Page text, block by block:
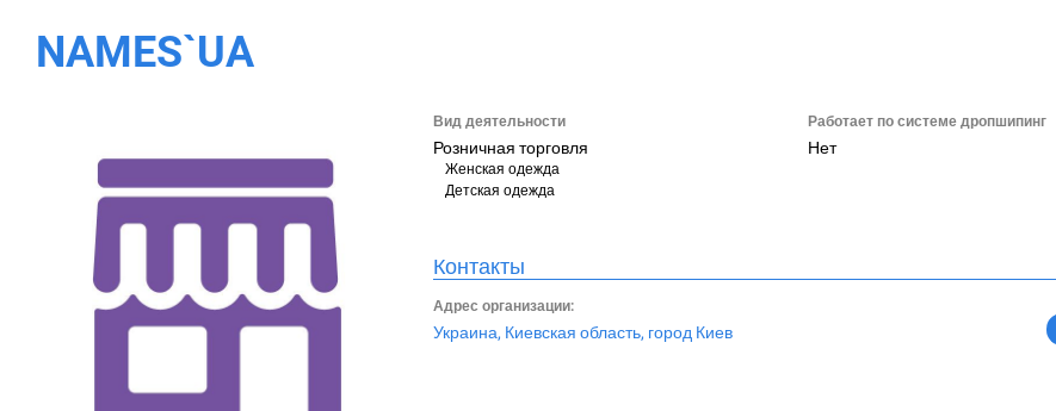
NAMES`UA
Вид деятельности
Розничная торговля
Женская одежда
Детская одежда
Работает по системе дропшипинг
Нет
Контакты
Адрес организации:
Украина, Киевская область, город Киев